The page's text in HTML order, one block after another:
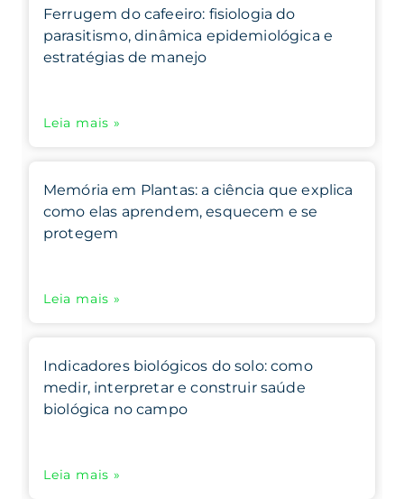
Ferrugem do cafeeiro: fisiologia do
parasitismo, dinâmica epidemiológica e
estratégias de manejo
Leia mais »
Memória em Plantas: a ciência que explica
como elas aprendem, esquecem e se
protegem
Leia mais »
Indicadores biológicos do solo: como
medir, interpretar e construir saúde
biológica no campo
Leia mais »